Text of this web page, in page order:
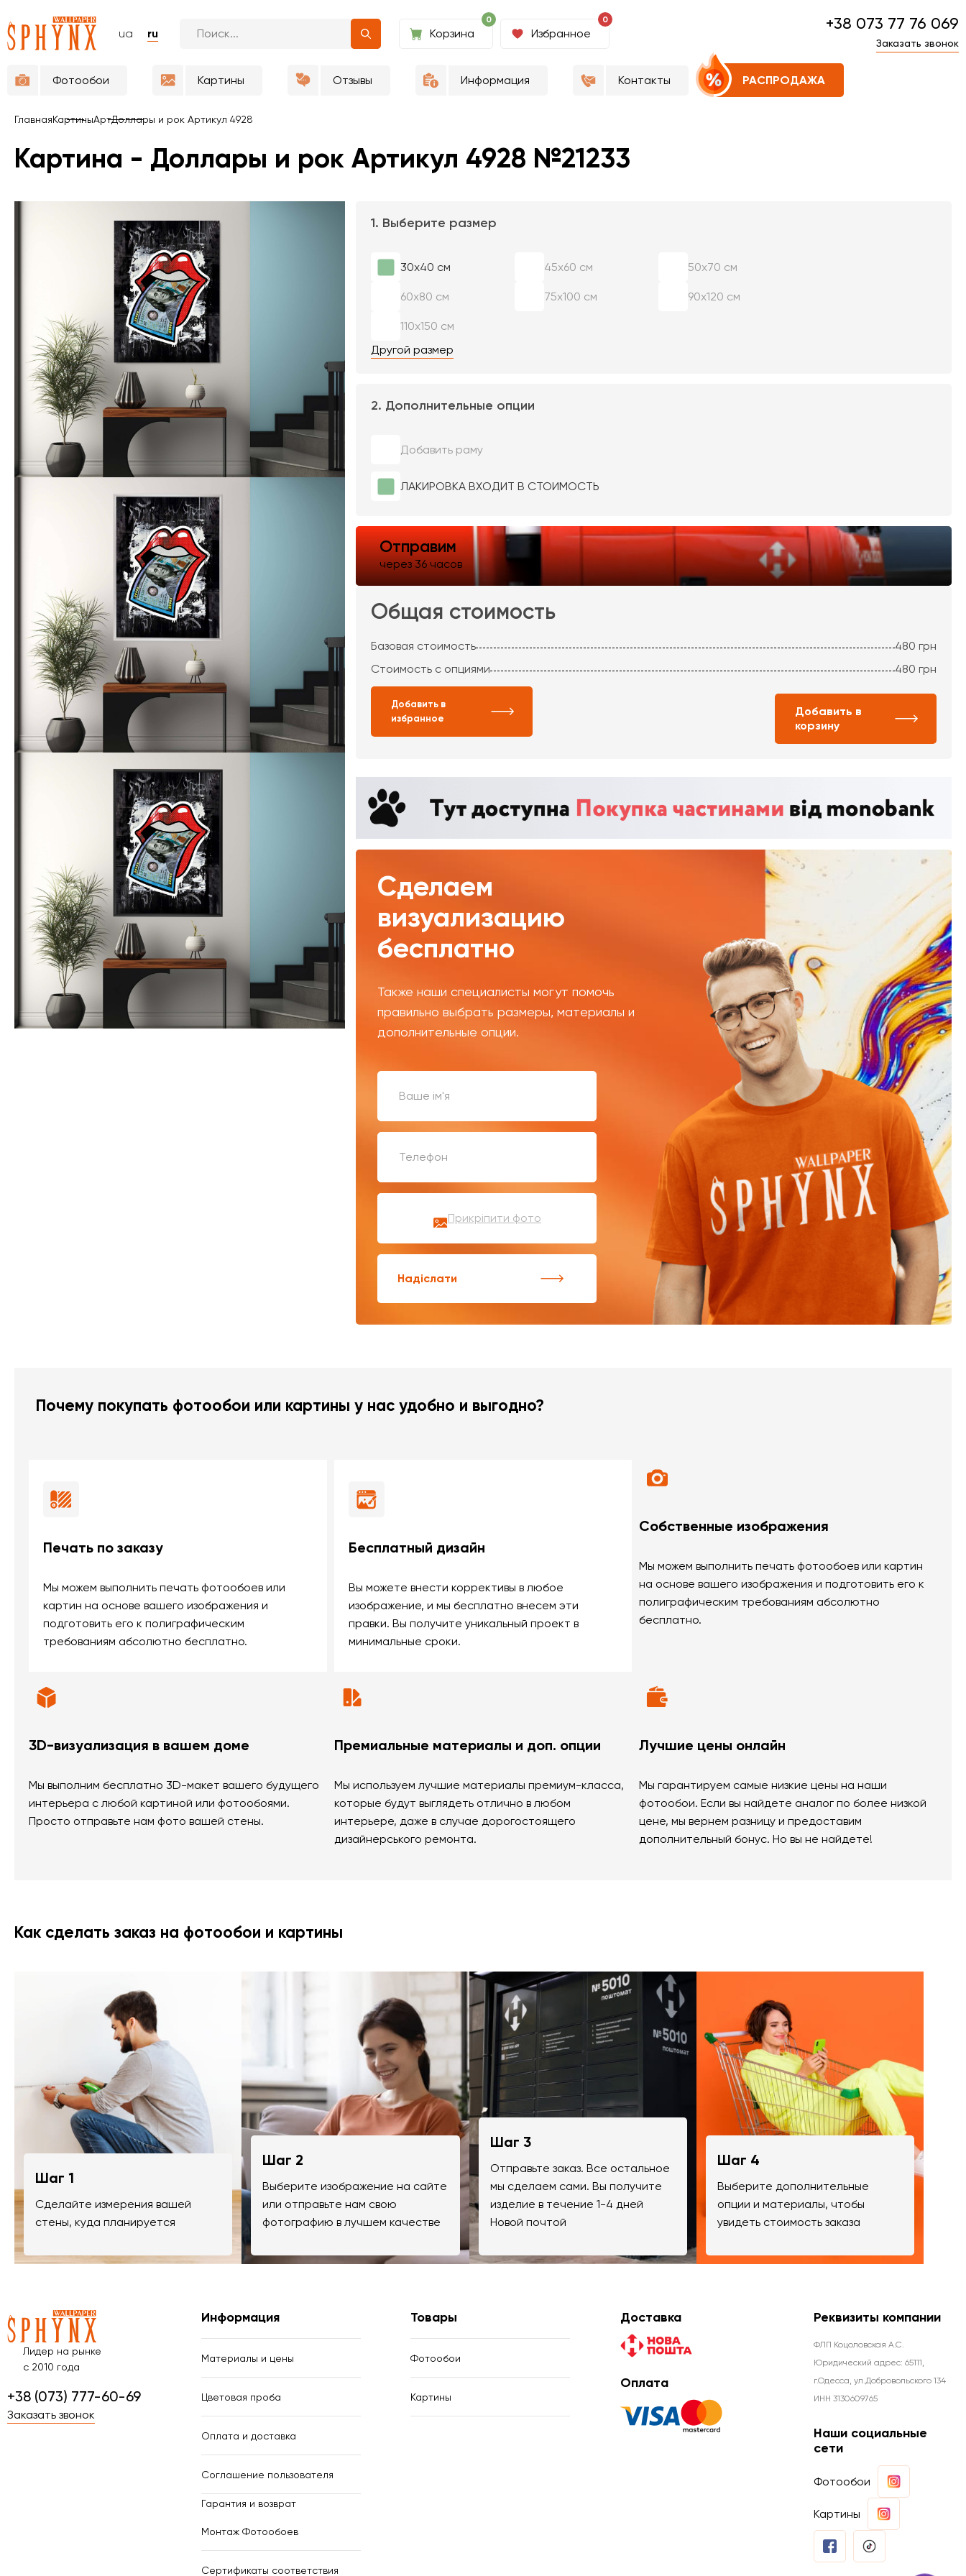
ua ru
0
Корзина
0
Избранное
+38 073 77 76 069
Заказать звонок
Фотообои Картины Отзывы Информация Контакты РАСПРОДАЖА
ГлавнаяКартиныАртДоллары и рок Артикул 4928
Картина - Доллары и рок Артикул 4928 №21233
1. Выберите размер
30х40 см 45х60 см 50х70 см
60х80 см 75х100 см 90х120 см
110х150 см
Другой размер
2. Дополнительные опции
Добавить раму
ЛАКИРОВКА ВХОДИТ В СТОИМОСТЬ
Отправим
через 36 часов
Общая стоимость
Базовая стоимость 480 грн
Стоимость с опциями
480 грн
Добавить в
избранное
Добавить в
корзину
Сделаем
визуализацию
бесплатно
Также наши специалисты могут помочь
правильно выбрать размеры, материалы и
дополнительные опции.
Прикріпити фото
Надіслати
Почему покупать фотообои или картины у нас удобно и выгодно?
Печать по заказу
Мы можем выполнить печать фотообоев или
картин на основе вашего изображения и
подготовить его к полиграфическим
требованиям абсолютно бесплатно.
Бесплатный дизайн
Вы можете внести коррективы в любое
изображение, и мы бесплатно внесем эти
правки. Вы получите уникальный проект в
минимальные сроки.
Собственные изображения
Мы можем выполнить печать фотообоев или картин
на основе вашего изображения и подготовить его к
полиграфическим требованиям абсолютно
бесплатно.
3D-визуализация в вашем доме
Мы выполним бесплатно 3D-макет вашего будущего
интерьера с любой картиной или фотообоями.
Просто отправьте нам фото вашей стены.
Премиальные материалы и доп. опции
Мы используем лучшие материалы премиум-класса,
которые будут выглядеть отлично в любом
интерьере, даже в случае дорогостоящего
дизайнерського ремонта.
Лучшие цены онлайн
Мы гарантируем самые низкие цены на наши
фотообои. Если вы найдете аналог по более низкой
цене, мы вернем разницу и предоставим
дополнительный бонус. Но вы не найдете!
Как сделать заказ на фотообои и картины
Шаг 1
Сделайте измерения вашей
стены, куда планируется
Шаг 2
Выберите изображение на сайте
или отправьте нам свою
фотографию в лучшем качестве
Шаг 3
Отправьте заказ. Все остальное
мы сделаем сами. Вы получите
изделие в течение 1-4 дней
Новой почтой
Шаг 4
Выберите дополнительные
опции и материалы, чтобы
увидеть стоимость заказа
Лидер на рынке
с 2010 года
+38 (073) 777-60-69
Заказать звонок
Информация
Материалы и цены
Цветовая проба
Оплата и доставка
Соглашение пользователя
Гарантия и возврат
Монтаж Фотообоев
Сертификаты соответствия
Товары
Фотообои
Картины
Доставка
Оплата
Реквизиты компании
ФЛП Коцоловская А.С.
Юридический адрес: 65111,
г.Одесса, ул.Добровольского 134
ИНН 3130609765
Наши социальные
сети
Фотообои
Картины